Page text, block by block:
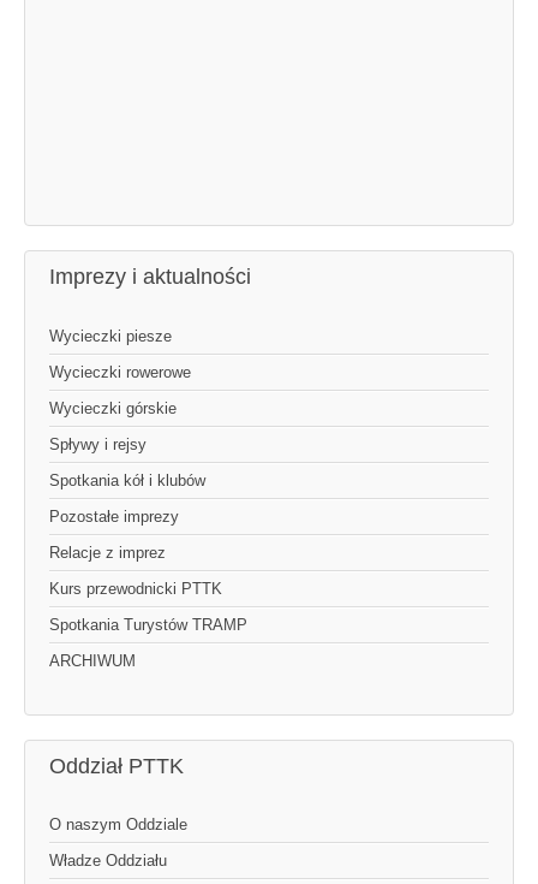
Imprezy i aktualności
Wycieczki piesze
Wycieczki rowerowe
Wycieczki górskie
Spływy i rejsy
Spotkania kół i klubów
Pozostałe imprezy
Relacje z imprez
Kurs przewodnicki PTTK
Spotkania Turystów TRAMP
ARCHIWUM
Oddział PTTK
O naszym Oddziale
Władze Oddziału